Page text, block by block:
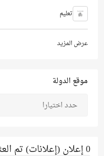
تعليم
عرض المزيد
موقع الدولة
حدد اختيارا
0 إعلان (إعلانات) تم العثور عليها: